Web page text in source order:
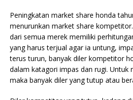
Peningkatan market share honda
menurunkan market share
dari semua merek memiliki
yang harus terjual agar ia untung,
terus turun, banyak diler kompetitor
dalam katagori impas dan rugi. Untuk
maka banyak diler yang tutup atau